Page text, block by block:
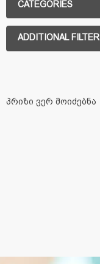
CATEGORIES
ADDITIONAL FILTER
პრიზი ვერ მოიძებნა